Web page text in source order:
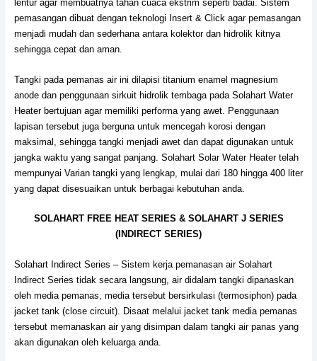
lentur agar membuatnya tahan cuaca ekstrim seperti badai. Sistem
pemasangan dibuat dengan teknologi Insert & Click agar pemasangan
menjadi mudah dan sederhana antara kolektor dan hidrolik kitnya
sehingga cepat dan aman.
Tangki pada pemanas air ini dilapisi titanium enamel magnesium
anode dan penggunaan sirkuit hidrolik tembaga pada Solahart Water
Heater bertujuan agar memiliki performa yang awet. Penggunaan
lapisan tersebut juga berguna untuk mencegah korosi dengan
maksimal, sehingga tangki menjadi awet dan dapat digunakan untuk
jangka waktu yang sangat panjang. Solahart Solar Water Heater telah
mempunyai Varian tangki yang lengkap, mulai dari 180 hingga 400 liter
yang dapat disesuaikan untuk berbagai kebutuhan anda.
SOLAHART FREE HEAT SERIES & SOLAHART J SERIES
(INDIRECT SERIES)
Solahart Indirect Series – Sistem kerja pemanasan air Solahart
Indirect Series tidak secara langsung, air didalam tangki dipanaskan
oleh media pemanas, media tersebut bersirkulasi (termosiphon) pada
jacket tank (close circuit). Disaat melalui jacket tank media pemanas
tersebut memanaskan air yang disimpan dalam tangki air panas yang
akan digunakan oleh keluarga anda.